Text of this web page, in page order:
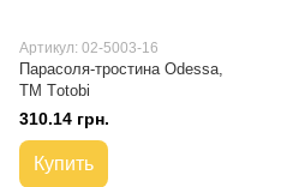
Артикул: 02-5003-16
Парасоля-тростина Odessa,
ТМ Тotobi
310.14 грн.
Купить